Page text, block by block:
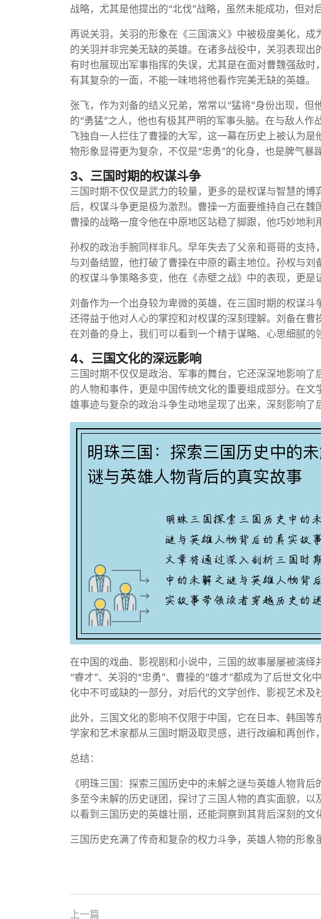
战略，尤其是他提出的“北伐”战略，虽然未能成功，但对
再说关羽，关羽的形象在《三国演义》中被极度美化，
的关羽并非完美无缺的英雄。在诸多战役中，关羽表现
有时也展现出军事指挥的失误，尤其是在面对曹魏强敌
有其复杂的一面，不能一味地将他看作完美无缺的英雄。
张飞，作为刘备的结义兄弟，常常以“猛将”身份出现，
的“勇猛”之人，他也有极其严明的军事头脑。在与敌人
飞独自一人拦住了曹操的大军，这一幕在历史上被认为
物形象显得更为复杂，不仅是“忠勇”的化身，也是脾气暴
3、三国时期的权谋斗争
三国时期不仅仅是武力的较量，更多的是权谋与智慧的
后，权谋斗争更是极为激烈。曹操一方面要维持自己在魏
曹操的战略一度令他在中原地区站稳了脚跟，他巧妙地利
孙权的政治手腕同样非凡。早年失去了父亲和哥哥的支
与刘备结盟，他打破了曹操在中原的霸主地位。孙权与
的权谋斗争策略多变，他在《赤壁之战》中的表现，更是
刘备作为一个出身较为卑微的英雄，在三国时期的权谋斗
还得益于他对人心的掌控和对权谋的深刻理解。刘备在曹
在刘备的身上，我们可以看到一个精于谋略、心思细腻的
4、三国文化的深远影响
三国时期不仅仅是政治、军事的舞台，它还深深地影响
的人物和事件，更是中国传统文化的重要组成部分。在
雄事迹与复杂的政治斗争生动地呈现了出来，深刻影响了
在中国的戏曲、影视剧和小说中，三国的故事屡屡被演
“睿才”、关羽的“忠勇”、曹操的“雄才”都成为了后世文
化中不可或缺的一部分，对后代的文学创作、影视艺术及
此外，三国文化的影响不仅限于中国，它在日本、韩国
学家和艺术家都从三国时期汲取灵感，进行改编和再创作
总结：
《明珠三国：探索三国历史中的未解之谜与英雄人物背
多至今未解的历史谜团，探讨了三国人物的真实面貌，
以看到三国历史的英雄壮丽，还能洞察到其背后深刻的文
三国历史充满了传奇和复杂的权力斗争，英雄人物的形象
上一篇